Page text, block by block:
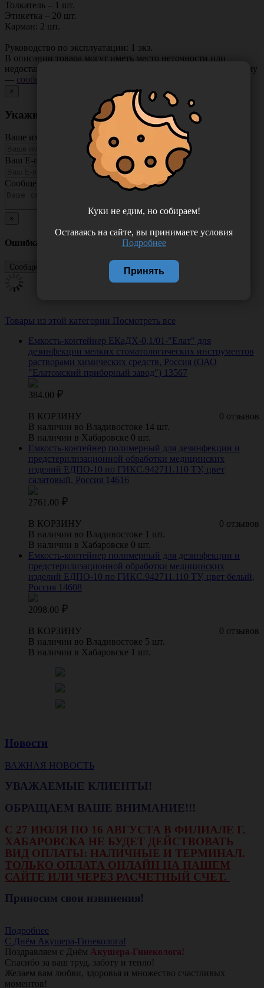
Толкатель – 1 шт.
Этикетка – 20 шт.
Карман: 2 шт.
Руководство по эксплуатации: 1 экз.
В описании товара могут иметь место неточности или
недостающая информация. Если вы заметили такую проблему
— сообщите нам
×
Укажите неточность в описании товара
Ваше имя
Ваш E-mail
Сообщение
×
Ошибка
Товары из этой категории Посмотреть все
Емкость-контейнер ЕКаДХ-0,1/01-"Елат" для
дезинфекции мелких стоматологических инструментов
растворами химических средств, Россия (ОАО
"Елатомский приборный завод") 13567
384.00
0 отзывов
В КОРЗИНУ
В наличии во Владивостоке 14 шт.
В наличии в Хабаровске 0 шт.
Емкость-контейнер полимерный для дезинфекции и
предстерилизационной обработки медицинских
изделий ЕДПО-10 по ГИКС.942711.110 ТУ, цвет
салатовый, Россия 14616
2761.00
0 отзывов
В КОРЗИНУ
В наличии во Владивостоке 1 шт.
В наличии в Хабаровске 0 шт.
Емкость-контейнер полимерный для дезинфекции и
предстерилизационной обработки медицинских
изделий ЕДПО-10 по ГИКС.942711.110 ТУ, цвет белый,
Россия 14608
2098.00
0 отзывов
В КОРЗИНУ
В наличии во Владивостоке 5 шт.
В наличии в Хабаровске 1 шт.
Новости
ВАЖНАЯ НОВОСТЬ
УВАЖАЕМЫЕ КЛИЕНТЫ!
ОБРАЩАЕМ ВАШЕ ВНИМАНИЕ!!!
С 27 ИЮЛЯ ПО 16 АВГУСТА В ФИЛИАЛЕ Г.
ХАБАРОВСКА НЕ БУДЕТ ДЕЙСТВОВАТЬ
ВИД ОПЛАТЫ: НАЛИЧНЫЕ И ТЕРМИНАЛ.
ТОЛЬКО ОПЛАТА ОНЛАЙН НА НАШЕМ
САЙТЕ ИЛИ ЧЕРЕЗ РАСЧЕТНЫЙ СЧЕТ.
Приносим свои извинения!
Подробнее
С Днём Акушера-Гинеколога!
Поздравляем с Днём Акушера-Гинеколога!
Спасибо за ваш труд, заботу и тепло!
Желаем вам любви, здоровья и множество счастливых
моментов!
Куки не едим, но собираем!
Оставаясь на сайте, вы принимаете условия
Подробнее
Принять